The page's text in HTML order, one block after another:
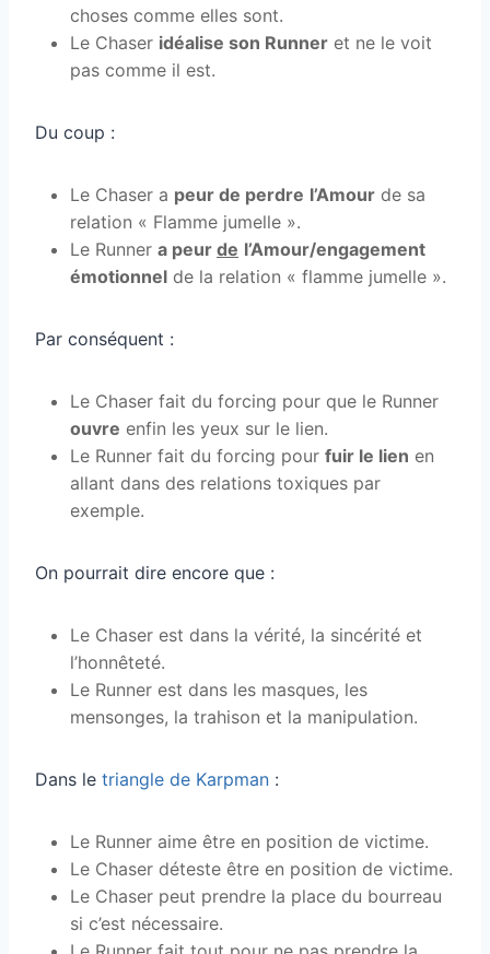
choses comme elles sont.
Le Chaser idéalise son Runner et ne le voit
pas comme il est.
Du coup :
Le Chaser a peur de perdre l’Amour de sa
relation « Flamme jumelle ».
Le Runner a peur de l’Amour/engagement
émotionnel de la relation « flamme jumelle ».
Par conséquent :
Le Chaser fait du forcing pour que le Runner
ouvre enfin les yeux sur le lien.
Le Runner fait du forcing pour fuir le lien en
allant dans des relations toxiques par
exemple.
On pourrait dire encore que :
Le Chaser est dans la vérité, la sincérité et
l’honnêteté.
Le Runner est dans les masques, les
mensonges, la trahison et la manipulation.
Dans le triangle de Karpman :
Le Runner aime être en position de victime.
Le Chaser déteste être en position de victime.
Le Chaser peut prendre la place du bourreau
si c’est nécessaire.